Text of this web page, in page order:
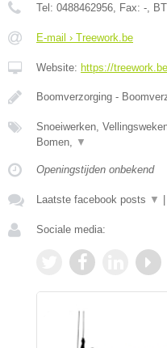
Tel: 0488462956 , Fax: - ,
E-mail › Treework.be
Website: https://treework.be
Boomverzorging -
Snoeiwerken,
Bomen,
▼
Openingstijden onbekend
Laatste facebook posts ▼
Sociale media: